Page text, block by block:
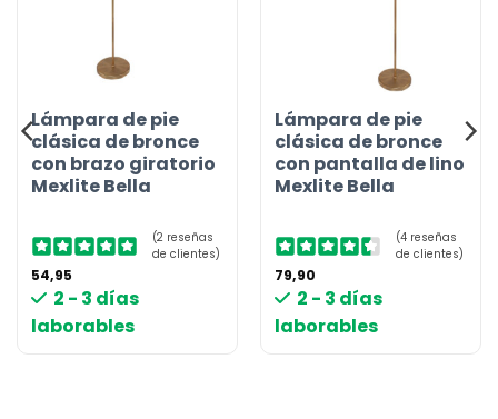
Lámpara de pie
clásica de bronce
con brazo giratorio
Mexlite Bella
(2 reseñas
de clientes)
54,95
2 - 3 días
laborables
Lámpara de pie
clásica de bronce
con pantalla de lino
Mexlite Bella
(4 reseñas
de clientes)
79,90
2 - 3 días
laborables